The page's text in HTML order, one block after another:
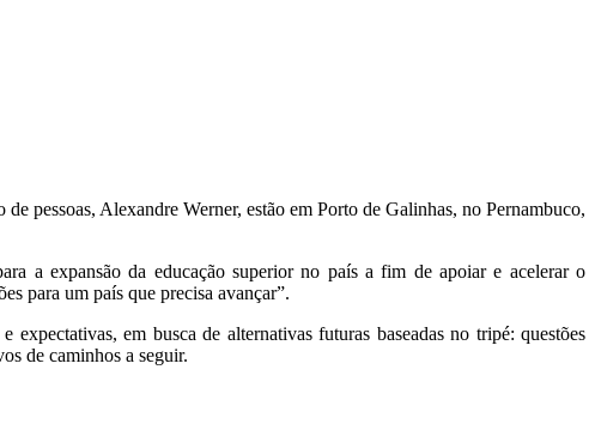
pessoas, Alexandre Werner, estão em Porto de Galinhas, no Pernambuco,
a expansão da educação superior no país a fim de apoiar e acelerar o
para um país que precisa avançar”.
em busca de alternativas futuras baseadas no tripé: questões
de caminhos a seguir.